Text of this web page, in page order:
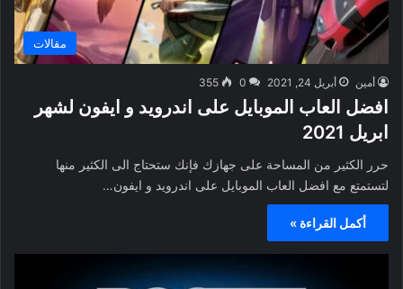
مقالات
أمين أبريل 24, 2021 0
355
افضل العاب الموبايل على اندرويد و ايفون لشهر
ابريل 2021
حرر الكثير من المساحة على جهازك فإنك ستحتاج الى الكثير منها
لتستمتع مع افضل العاب الموبايل على اندرويد و ايفون…
أكمل القراءة »